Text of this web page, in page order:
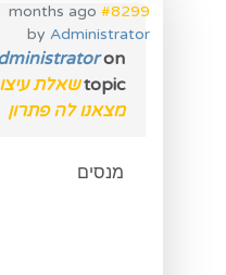
months ago #8299
by Administrator
on
topic שאלת
מצאנו לה פתרון
מנסים